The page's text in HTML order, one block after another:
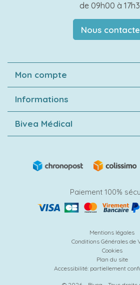
de 09h00 à
Nous
Mon compte
Informations
Bivea Médical
Paiement 100%
Mentions légales
Conditions Générales de
Cookies
Plan du site
Accessibilité: partiellement